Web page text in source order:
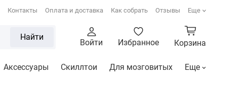
Контакты Оплата и доставка Как собрать Отзывы Еще
Найти
Войти Избранное Корзина
Аксессуары Скиллтои Для мозговитых Еще